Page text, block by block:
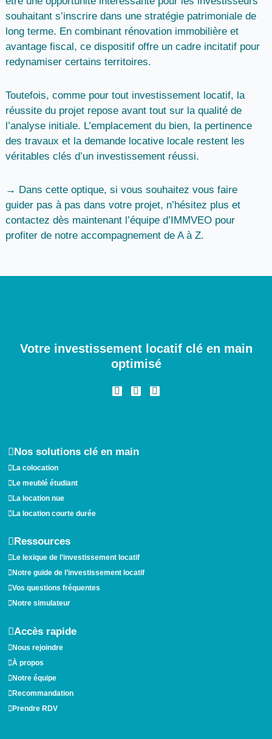
souhaitant s’inscrire dans une stratégie patrimoniale de
long terme. En combinant rénovation immobilière et
avantage fiscal, ce dispositif offre un cadre incitatif pour
redynamiser certains territoires.
Toutefois, comme pour tout investissement locatif, la
réussite du projet repose avant tout sur la qualité de
l’analyse initiale. L’emplacement du bien, la pertinence
des travaux et la demande locative locale restent les
véritables clés d’un investissement réussi.
→ Dans cette optique, si vous souhaitez vous faire
guider pas à pas dans votre projet, n’hésitez plus et
contactez dès maintenant l’équipe d’IMMVEO pour
profiter de notre accompagnement de A à Z.
Votre investissement locatif clé en main
optimisé
n
a
a
k
i
Nos solutions clé en main
La colocation
Le meublé étudiant
La location nue
La location courte durée
Ressources
Le lexique de l’investissement locatif
Notre guide de l’investissement locatif
Vos questions fréquentes
Notre simulateur
Accès rapide
Nous rejoindre
À propos
Notre équipe
Recommandation
Prendre RDV